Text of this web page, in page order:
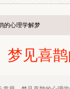
的心理学解梦
梦见喜